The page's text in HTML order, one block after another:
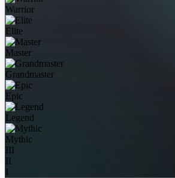
Warrior
Elite
Master
Grandmaster
Epic
Legend
Mythic
III
II
I